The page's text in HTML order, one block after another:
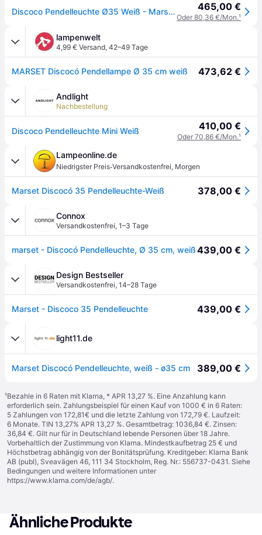
Discoco Pendelleuchte Ø35 Weiß - Marset Discocó - Wohnzimmer - Design - Kunststoff - Einflammig 465,00 €
Oder 80,36 €/Mon.¹
lampenwelt
4,99 € Versand, 42–49 Tage
MARSET Discocó Pendellampe Ø 35 cm weiß 473,62 €
Andlight
Nachbestellung
Discoco Pendelleuchte Mini Weiß 410,00 €
Oder 70,86 €/Mon.¹
Lampeonline.de
Niedrigster Preis·Versandkostenfrei, Morgen
Marset Discocó 35 Pendelleuchte-Weiß 378,00 €
Connox
Versandkostenfrei, 1–3 Tage
marset - Discocó Pendelleuchte, Ø 35 cm, weiß439,00 €
Design Bestseller
Versandkostenfrei, 14–28 Tage
Marset - Discoco 35 Pendelleuchte 439,00 €
light11.de
Marset Discocó Pendelleuchte, weiß - ø35 cm 389,00 €
¹Bezahle in 6 Raten mit Klarna, * APR 13,27 %. Eine Anzahlung kann
erforderlich sein. Zahlungsbeispiel für einen Kauf von 1000 € in 6 Raten:
5 Zahlungen von 172,81€ und die letzte Zahlung von 172,79 €. Laufzeit:
6 Monate. TIN 13,27% APR 13,27 %. Gesamtbetrag: 1036,84 €. Zinsen:
36,84 €. Gilt nur für in Deutschland lebende Personen über 18 Jahre.
Vorbehaltlich der Zustimmung von Klarna. Mindestkaufbetrag 25 € und
Höchstbetrag abhängig von der Bonitätsprüfung. Kreditgeber: Klarna Bank
AB (publ), Sveavägen 46, 111 34 Stockholm, Reg. Nr.: 556737-0431. Siehe
Bedingungen und weitere Informationen unter
https://www.klarna.com/de/agb/.
Ähnliche Produkte